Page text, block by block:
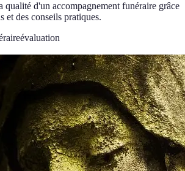
qualité d'un accompagnement funéraire grâce
et des conseils pratiques.
évaluation